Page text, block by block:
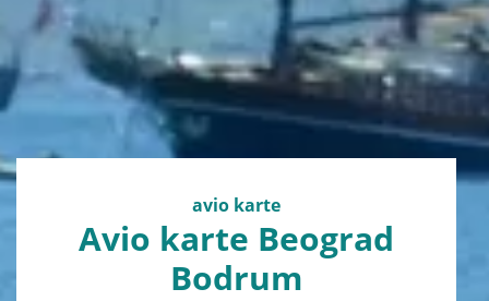
avio karte
Avio karte Beograd
Bodrum